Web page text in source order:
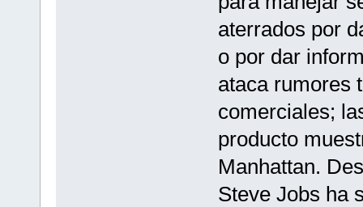
aterrados por
o por dar
ataca rumores
comerciales;
producto
Manhattan.
Steve Jobs ha